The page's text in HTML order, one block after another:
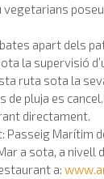
vegetarians
apart dels
la supervisió
ruta sota la
de pluja es
directament.
Passeig Marítim
a sota, a nivell
a: